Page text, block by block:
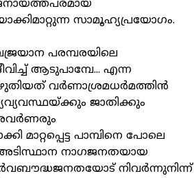
സാമൂഹ്യപ്രയോഗം.
പരമ്പരയിലെ
ആടുപാമ്പേ... എന്ന
എഴുതിയത് വര്‍ണാശ്രമധര്‍മത്തിന്‍
ജാതിക്കും
അവര്‍ണരും
മാറ്റപ്പെട്ട പാമ്പിനെ പോലെ
അടിസ്ഥാന നാഗജനതയായ
നിവര്‍ന്നുനിന്ന്